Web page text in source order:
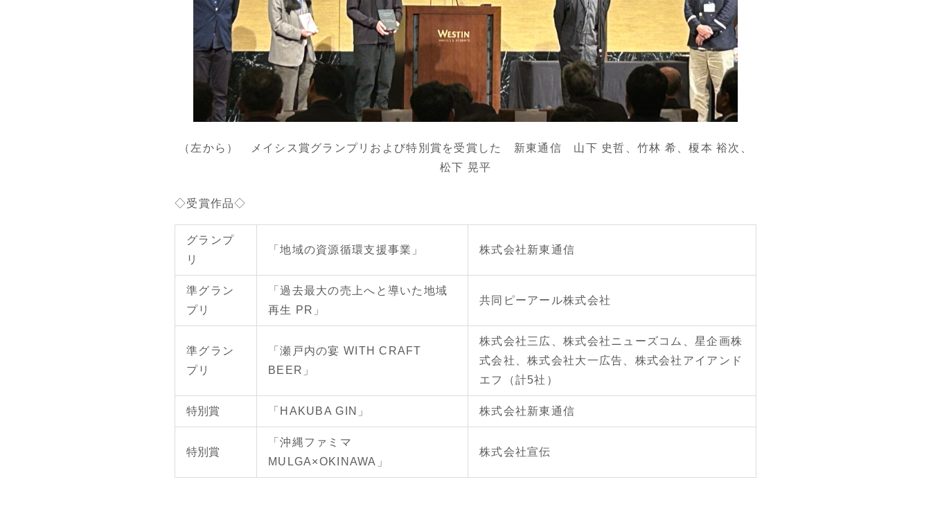
（左から） メイシス賞グランプリおよび特別賞を受賞した 新東通信 山下 史哲、竹林 希、榎本 裕次、
松下 晃平
◇受賞作品◇
グランプ
リ
「地域の資源循環支援事業」 株式会社新東通信
準グラン
プリ
「過去最大の売上へと導いた地域
再生 PR」
共同ピーアール株式会社
準グラン
プリ
「瀬戸内の宴 WITH CRAFT
BEER」
株式会社三広、株式会社ニューズコム、星企画株
式会社、株式会社大一広告、株式会社アイアンド
エフ（計5社）
特別賞 「HAKUBA GIN」 株式会社新東通信
特別賞
「沖縄ファミマ
MULGA×OKINAWA」
株式会社宣伝